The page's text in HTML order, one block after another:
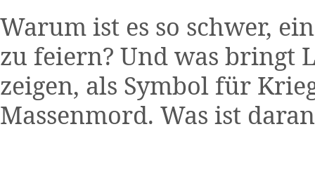
Warum ist es so schwer,
zu feiern? Und was bringt
zeigen, als Symbol für
Massenmord. Was ist